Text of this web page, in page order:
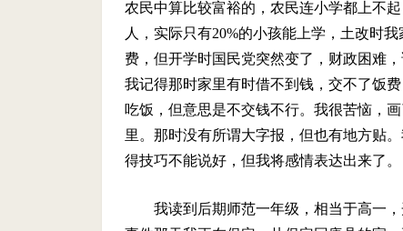
农民中算比较富裕的，农民连小学都上不
人，实际只有20%的小孩能上学，土改时
费，但开学时国民党突然变了，财政困难
我记得那时家里有时借不到钱，交不了饭
吃饭，但意思是不交钱不行。我很苦恼，
里。那时没有所谓大字报，但也有地方贴
得技巧不能说好，但我将感情表达出来了。
我读到后期师范一年级，相当于高一